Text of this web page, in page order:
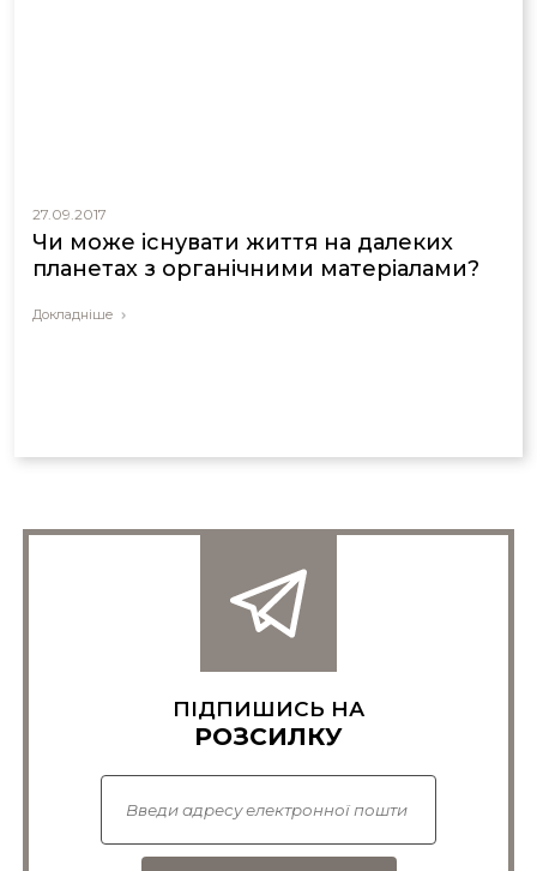
27.09.2017
Чи може існувати життя на далеких
планетах з органічними матеріалами?
Докладніше
ПІДПИШИСЬ НА
РОЗСИЛКУ